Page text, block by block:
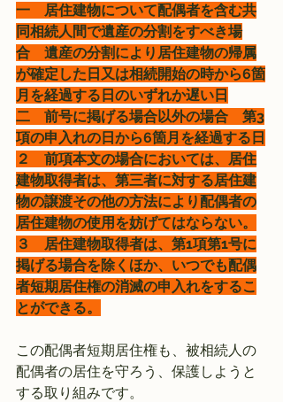
一　居住建物について配偶者を含む共
同相続人間で遺産の分割をすべき場
合　遺産の分割により居住建物の帰属
が確定した日又は相続開始の時から6箇
月を経過する日のいずれか遅い日
二　前号に掲げる場合以外の場合　第3
項の申入れの日から6箇月を経過する日
２　前項本文の場合においては、居住
建物取得者は、第三者に対する居住建
物の譲渡その他の方法により配偶者の
居住建物の使用を妨げてはならない。
３　居住建物取得者は、第1項第1号に
掲げる場合を除くほか、いつでも配偶
者短期居住権の消滅の申入れをするこ
とができる。
この配偶者短期居住権も、被相続人の
配偶者の居住を守ろう、保護しようと
する取り組みです。